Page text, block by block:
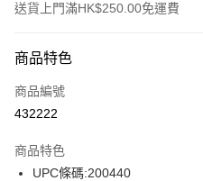
送貨上門滿HK$250.00免運費
信用卡
Apple Pay
WeChat Pay
商品特色
商品編號
432222
商品特色
UPC條碼:200440